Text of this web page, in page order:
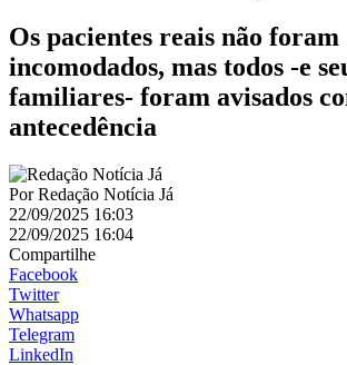
Os pacientes reais não foram
incomodados, mas todos -e
familiares- foram avisados
antecedência
PorRedação Notícia Já
22/09/2025 16:03
22/09/2025 16:04
Compartilhe
Facebook
Twitter
Whatsapp
Telegram
LinkedIn